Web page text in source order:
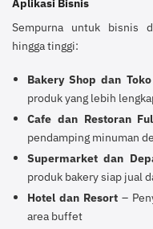
Sempurna untuk bisnis
hingga tinggi:
Bakery Shop dan
produk yang lebih
Cafe dan Restoran
pendamping minuman
Supermarket dan
produk bakery siap jual
Hotel dan Resort –
area buffet